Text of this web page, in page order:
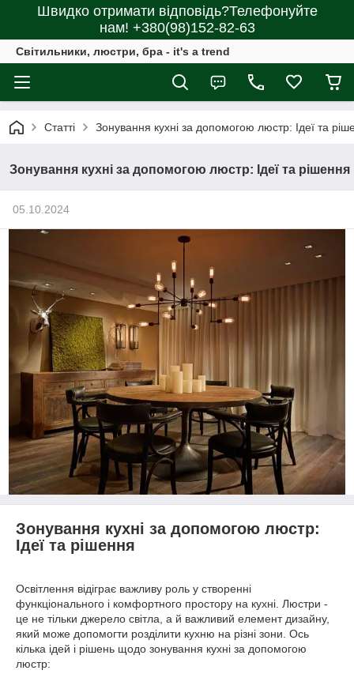
Швидко отримати відповідь?Телефонуйте
нам! +380(98)152-82-63
Світильники, люстри, бра - it's a trend
Статті Зонування кухні за допомогою люстр: Ідеї та
Зонування кухні за допомогою люстр: Ідеї та рішення
05.10.2024
Зонування кухні за допомогою люстр:
Ідеї та рішення
Освітлення відіграє важливу роль у створенні
функціонального і комфортного простору на кухні. Люстри -
це не тільки джерело світла, а й важливий елемент дизайну,
який може допомогти розділити кухню на різні зони. Ось
кілька ідей і рішень щодо зонування кухні за допомогою
люстр: